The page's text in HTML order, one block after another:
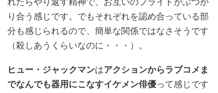
り合う感じです。でもそれぞれを認め合っている部
分も感じられるので、簡単な関係ではなさそうです
（殺しあうくらいなのに・・・）。
ヒュー・ジャックマンはアクションからラブコメま
でなんでも器用にこなすイケメン俳優って感じです